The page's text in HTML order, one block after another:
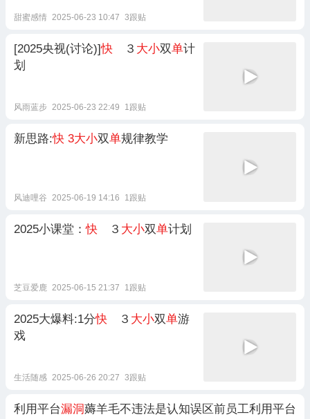
甜蜜感情 2025-06-23 10:47 3跟贴
[2025央视(讨论)]快 ３ 大小双单计
划
风雨蓝步 2025-06-23 22:49 1跟贴
新思路:快 3大小双单规律教学
风迪哩谷 2025-06-19 14:16 1跟贴
2025小课堂：快 ３ 大小双单计划
芝豆爱鹿 2025-06-15 21:37 1跟贴
2025大爆料:1分快 ３ 大小双单游
戏
生活随感 2025-06-26 20:27 3跟贴
利用平台漏洞薅羊毛不违法是认知误区前员工利用平台